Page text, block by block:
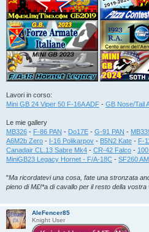
Lavori in corso:
Mini GB 24 Viper 50 F-16A ADF - GB Nose/Tail
Le mie gallery
MB326 - F-86 PAN - Do17E - G-91 PAN -
A6M2b Zero - I-16 Polikarpov - B5N2 Kate - F-
Canadair CL.13 Sabre Mk4 - CR-42 Falco -
MiniGB23 Legacy Hornet - F/A-18C - SF260 AM
"Ma ricordatevi una cosa, fate una stronzata
pieno di M£!*a di cavallo per il resto della vostra
AleFencer85
Knight User